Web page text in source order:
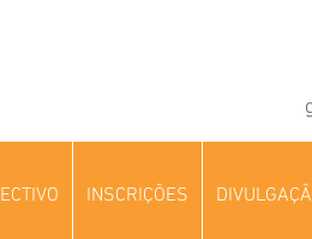
INSCRIÇÕES